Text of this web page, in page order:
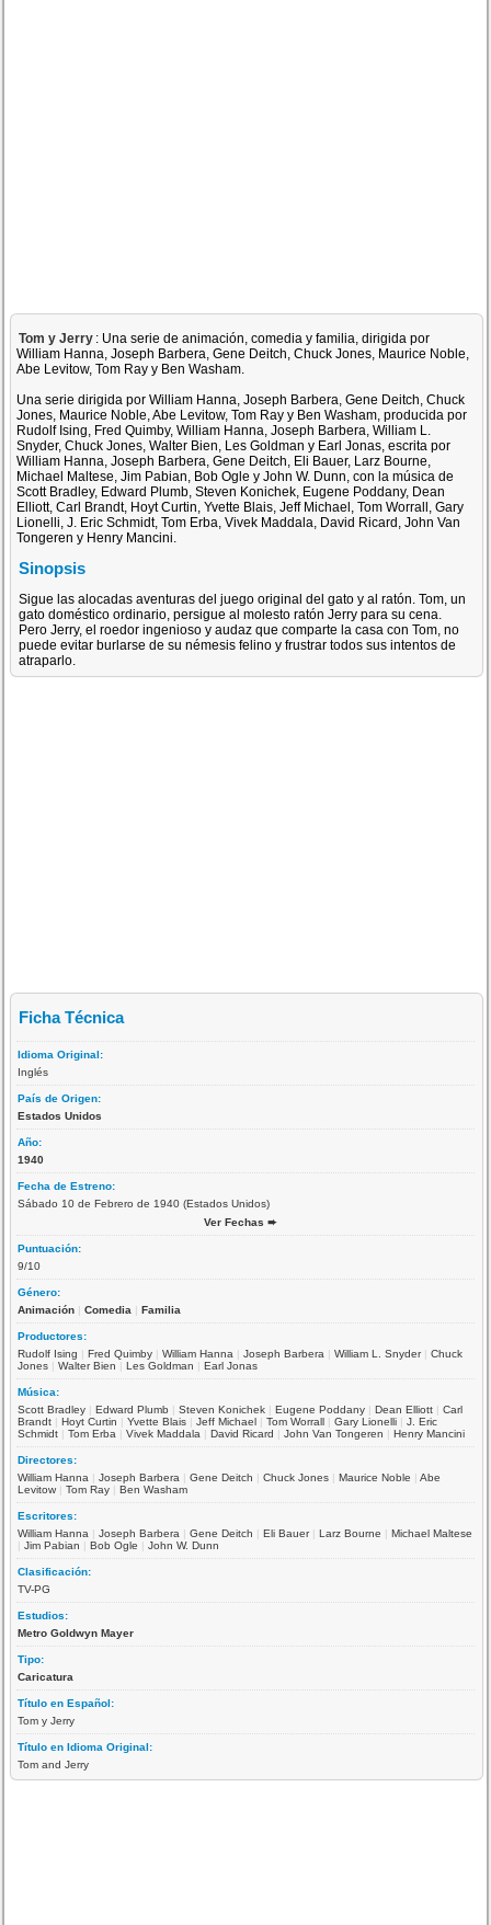
Tom y Jerry : Una serie de animación, comedia y familia, dirigida por
William Hanna, Joseph Barbera, Gene Deitch, Chuck Jones, Maurice Noble,
Abe Levitow, Tom Ray y Ben Washam.
Una serie dirigida por William Hanna, Joseph Barbera, Gene Deitch, Chuck
Jones, Maurice Noble, Abe Levitow, Tom Ray y Ben Washam, producida por
Rudolf Ising, Fred Quimby, William Hanna, Joseph Barbera, William L.
Snyder, Chuck Jones, Walter Bien, Les Goldman y Earl Jonas, escrita por
William Hanna, Joseph Barbera, Gene Deitch, Eli Bauer, Larz Bourne,
Michael Maltese, Jim Pabian, Bob Ogle y John W. Dunn, con la música de
Scott Bradley, Edward Plumb, Steven Konichek, Eugene Poddany, Dean
Elliott, Carl Brandt, Hoyt Curtin, Yvette Blais, Jeff Michael, Tom Worrall, Gary
Lionelli, J. Eric Schmidt, Tom Erba, Vivek Maddala, David Ricard, John Van
Tongeren y Henry Mancini.
Sinopsis
Sigue las alocadas aventuras del juego original del gato y al ratón. Tom, un
gato doméstico ordinario, persigue al molesto ratón Jerry para su cena.
Pero Jerry, el roedor ingenioso y audaz que comparte la casa con Tom, no
puede evitar burlarse de su némesis felino y frustrar todos sus intentos de
atraparlo.
Ficha Técnica
Idioma Original:
Inglés
País de Origen:
Estados Unidos
Año:
1940
Fecha de Estreno:
Sábado 10 de Febrero de 1940 (Estados Unidos)
Ver Fechas ➨
Puntuación:
9/10
Género:
Animación |Comedia |Familia
Productores:
Rudolf Ising |Fred Quimby |William Hanna |Joseph Barbera |William L. Snyder|Chuck
Jones |Walter Bien |Les Goldman |Earl Jonas
Música:
Scott Bradley |Edward Plumb |Steven Konichek |Eugene Poddany |Dean Elliott |Carl
Brandt |Hoyt Curtin |Yvette Blais |Jeff Michael |Tom Worrall |Gary Lionelli |J. Eric
Schmidt |Tom Erba |Vivek Maddala |David Ricard |John Van Tongeren |Henry Mancini
Directores:
William Hanna |Joseph Barbera |Gene Deitch |Chuck Jones |Maurice Noble |Abe
Levitow |Tom Ray |Ben Washam
Escritores:
William Hanna |Joseph Barbera |Gene Deitch |Eli Bauer|Larz Bourne |Michael Maltese
|Jim Pabian |Bob Ogle |John W. Dunn
Clasificación:
TV-PG
Estudios:
Metro Goldwyn Mayer
Tipo:
Caricatura
Título en Español:
Tom y Jerry
Título en Idioma Original:
Tom and Jerry